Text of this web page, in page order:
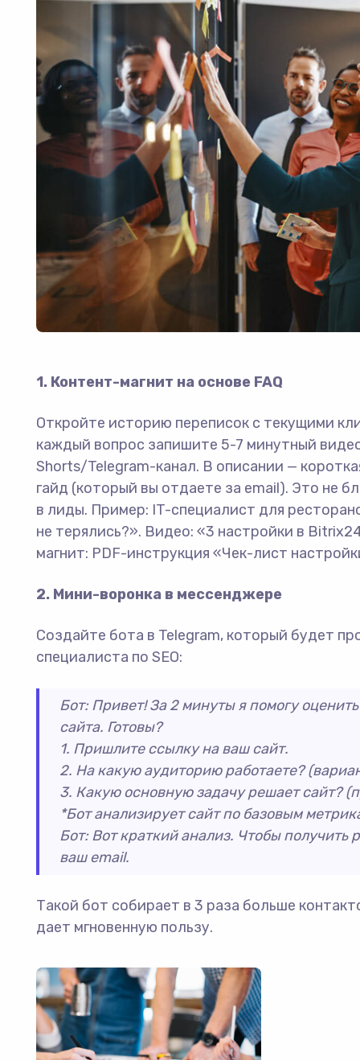
1. Контент-магнит на основе FAQ
Откройте историю переписок с текущими
каждый вопрос запишите 5-7 минутный
Shorts/Telegram-канал. В описании —
гайд (который вы отдаете за email). Это не
в лиды. Пример: IT-специалист для
не терялись?». Видео: «3 настройки в
магнит: PDF-инструкция «Чек-лист
2. Мини-воронка в мессенджере
Создайте бота в Telegram, который будет
специалиста по SEO:
Бот: Привет! За 2 минуты я помогу
сайта. Готовы?
1. Пришлите ссылку на ваш сайт.
2. На какую аудиторию работаете?
3. Какую основную задачу решает сайт?
*Бот анализирует сайт по базовым
Бот: Вот краткий анализ. Чтобы получить
ваш email.
Такой бот собирает в 3 раза больше
дает мгновенную пользу.